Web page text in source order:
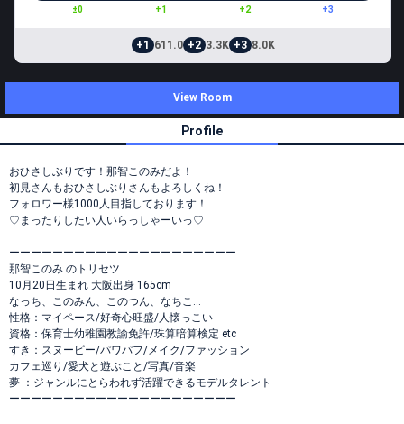
±0 +1 +2 +3
+1 611.0 +2 3.3K +3 8.0K
View Room
Profile
おひさしぶりです！那智このみだよ！
初見さんもおひさしぶりさんもよろしくね！
フォロワー様1000人目指しております！
♡まったりしたい人いらっしゃーいっ♡
ーーーーーーーーーーーーーーーーーーーーー
那智このみ のトリセツ
10月20日生まれ 大阪出身 165cm
なっち、このみん、このつん、なちこ…
性格：マイペース/好奇心旺盛/人懐っこい
資格：保育士幼稚園教諭免許/珠算暗算検定 etc
すき：スヌーピー/パワパフ/メイク/ファッション
カフェ巡り/愛犬と遊ぶこと/写真/音楽
夢 ：ジャンルにとらわれず活躍できるモデルタレント
ーーーーーーーーーーーーーーーーーーーーー